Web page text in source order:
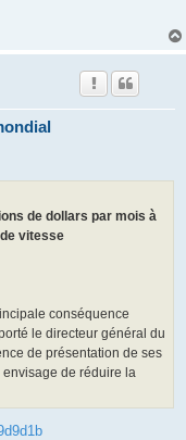
de dollars par mois à
vitesse
conséquence
le directeur général du
de présentation de ses
de réduire la